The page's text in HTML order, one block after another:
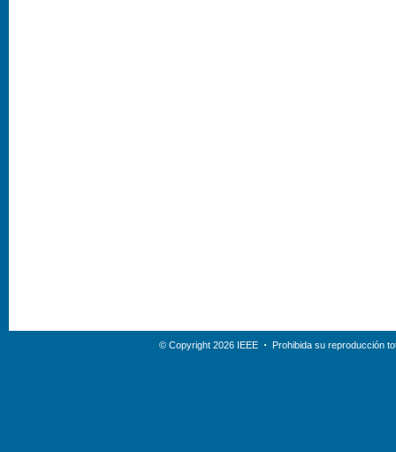
© Copyright 2026 IEEE Prohibida su reproducción